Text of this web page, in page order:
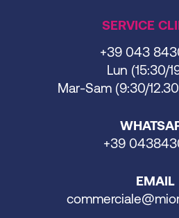
SERVICE
+39 043
Lun (15:30/
Mar-Sam (9:30/
+39
EMAIL